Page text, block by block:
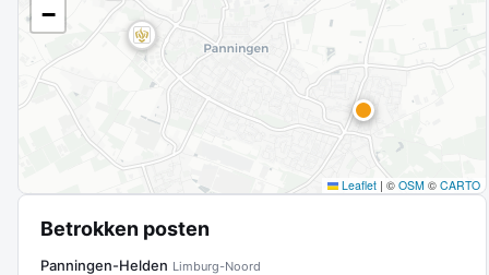
−
Leaflet | © OSM © CARTO
Betrokken posten
Panningen-Helden Limburg-Noord